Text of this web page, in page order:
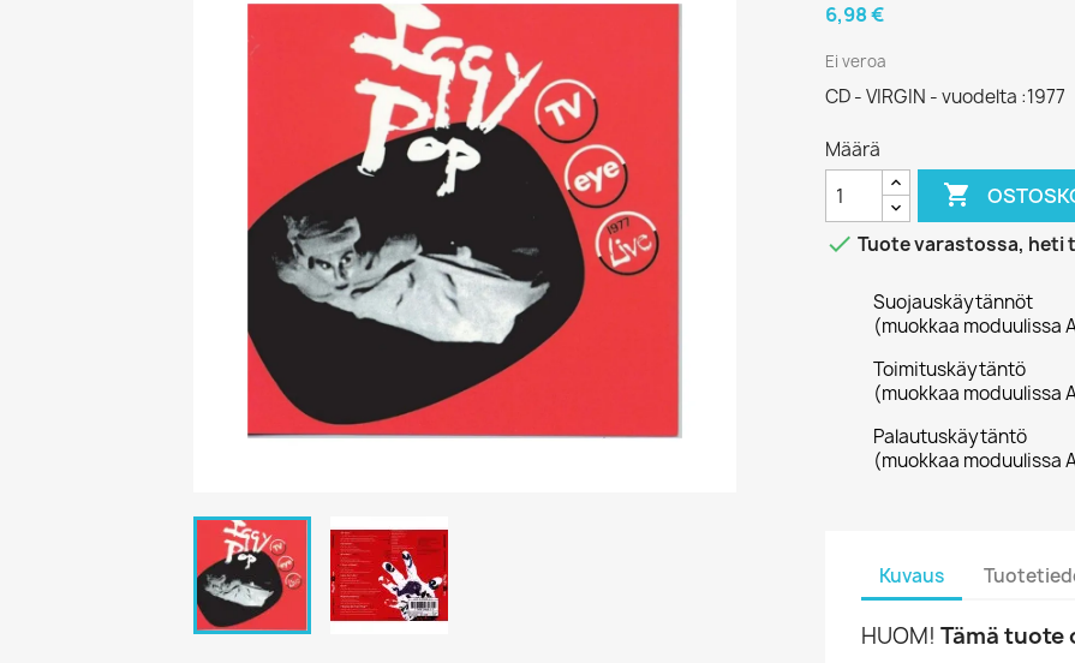
6,98 €
Ei veroa
CD - VIRGIN - vuodelta :1977
Määrä

 Tuote varastossa, heti
Suojauskäytännöt
(muokkaa moduulissa
Toimituskäytäntö
(muokkaa moduulissa
Palautuskäytäntö
(muokkaa moduulissa
Kuvaus
HUOM! Tämä tuote